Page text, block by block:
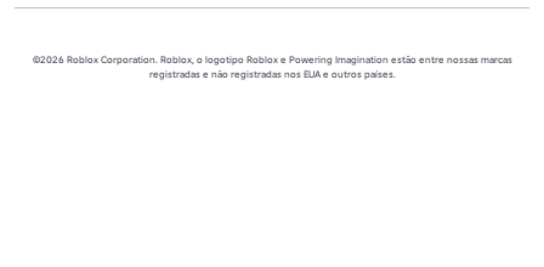
©2026 Roblox Corporation. Roblox, o logotipo Roblox e Powering Imagination estão entre nossas marcas
registradas e não registradas nos EUA e outros países.